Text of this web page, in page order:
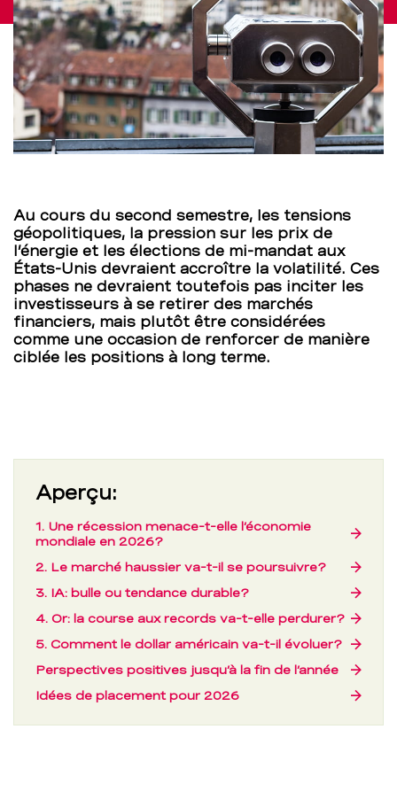
financiers
–
BCBE
Au cours du second semestre, les tensions
géopolitiques, la pression sur les prix de
l’énergie et les élections de mi-mandat aux
États-Unis devraient accroître la volatilité. Ces
phases ne devraient toutefois pas inciter les
investisseurs à se retirer des marchés
financiers, mais plutôt être considérées
comme une occasion de renforcer de manière
ciblée les positions à long terme.
Aperçu:
1. Une récession menace-t-elle l’économie
mondiale en 2026?
→
2. Le marché haussier va-t-il se poursuivre?
→
3. IA: bulle ou tendance durable?
→
4. Or: la course aux records va-t-elle perdurer? →
5. Comment le dollar américain va-t-il évoluer?
→
Perspectives positives jusqu’à la fin de l’année
→
Idées de placement pour 2026
→